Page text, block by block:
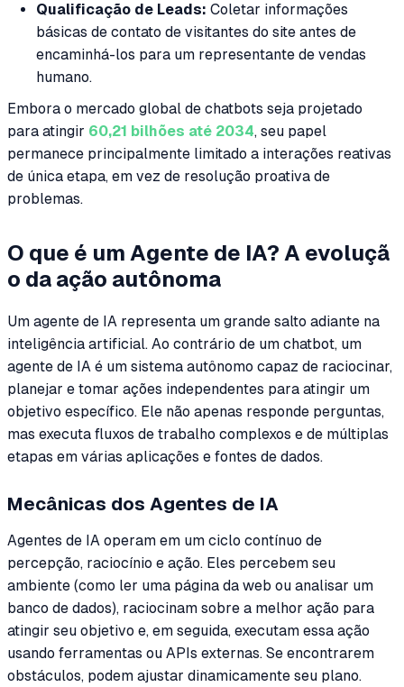
Qualificação de Leads: Coletar informações
básicas de contato de visitantes do site antes de
encaminhá-los para um representante de vendas
humano.
Embora o mercado global de chatbots seja projetado
para atingir 60,21 bilhões até 2034, seu papel
permanece principalmente limitado a interações reativas
de única etapa, em vez de resolução proativa de
problemas.
O que é um Agente de IA? A evoluçã
o da ação autônoma
Um agente de IA representa um grande salto adiante na
inteligência artificial. Ao contrário de um chatbot, um
agente de IA é um sistema autônomo capaz de raciocinar,
planejar e tomar ações independentes para atingir um
objetivo específico. Ele não apenas responde perguntas,
mas executa fluxos de trabalho complexos e de múltiplas
etapas em várias aplicações e fontes de dados.
Mecânicas dos Agentes de IA
Agentes de IA operam em um ciclo contínuo de
percepção, raciocínio e ação. Eles percebem seu
ambiente (como ler uma página da web ou analisar um
banco de dados), raciocinam sobre a melhor ação para
atingir seu objetivo e, em seguida, executam essa ação
usando ferramentas ou APIs externas. Se encontrarem
obstáculos, podem ajustar dinamicamente seu plano.